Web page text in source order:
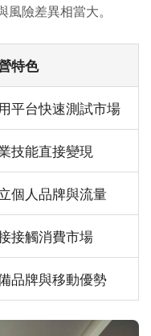
險差異相當大。
特色
平台快速測試市場
技能直接變現
個人品牌與流量
接觸消費市場
品牌與移動優勢